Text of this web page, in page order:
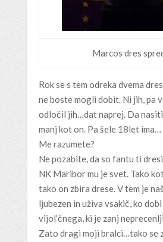
Marcos dres
Rok se s tem odreka dvema
ne boste mogli dobit. Ni jih, pa
odločil jih…dat naprej. Da
manj kot on. Pa šele 18let ima…
Me razumete?
Ne pozabite, da so fantu ti
NK Maribor mu je svet. Tako
tako on zbira drese. V tem je
ljubezen in uživa vsakič, ko
vijol’čnega, ki je zanj
Zato dragi moji bralci…tako se